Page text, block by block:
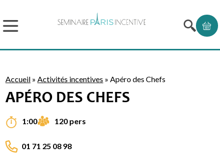
Accueil »Activités incentives »Apéro des Chefs
APÉRO DES CHEFS
1:00 120 pers
01 71 25 08 98